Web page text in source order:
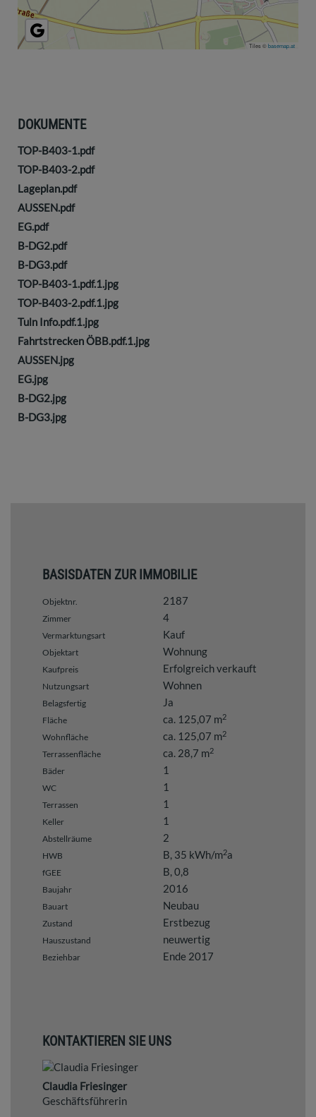
Tiles ©basemap.at
DOKUMENTE
TOP-B403-1.pdf
TOP-B403-2.pdf
Lageplan.pdf
AUSSEN.pdf
EG.pdf
B-DG2.pdf
B-DG3.pdf
TOP-B403-1.pdf.1.jpg
TOP-B403-2.pdf.1.jpg
Tuln Info.pdf.1.jpg
Fahrtstrecken ÖBB.pdf.1.jpg
AUSSEN.jpg
EG.jpg
B-DG2.jpg
B-DG3.jpg
BASISDATEN ZUR IMMOBILIE
Objektnr. 2187
Zimmer 4
Vermarktungsart Kauf
Objektart Wohnung
Kaufpreis Erfolgreich verkauft
Nutzungsart Wohnen
Belagsfertig Ja
Fläche ca. 125,07 m2
Wohnfläche ca. 125,07 m2
Terrassenfläche ca. 28,7 m2
Bäder 1
WC 1
Terrassen 1
Keller 1
Abstellräume 2
HWB B, 35 kWh/m2a
fGEE B, 0,8
Baujahr 2016
Bauart Neubau
Zustand Erstbezug
Hauszustand neuwertig
Beziehbar Ende 2017
KONTAKTIEREN SIE UNS
Claudia Friesinger
Geschäftsführerin